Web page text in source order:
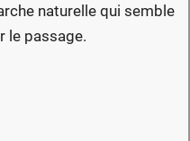
naturelle qui semble
le passage.